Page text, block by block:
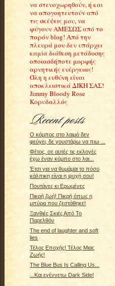
να στενοχωρηθούν, ή και
να απογοητευτούν από
τις σκέψεις μου, να
φύγουν ΑΜΕΣΩΣ από το
παρόν blog! Από την
πλευρά μου δεν υπάρχει
καμία διάθεση μετάδοσης
οποιασδήποτε μορφής
αρνητικής ενέργειας!
Όλη η ευθύνη είναι
αποκλειστικά ΔΙΚΗ ΣΑΣ!
Jimmy Bloody Rose
Κορυδαλλός
Ο κόμπος στο λαιμό δεν
φεύγει, δε γουστάρω να πιω ...
Φέτος, σε αυτές τις εκλογές
έχω έναν κόμπο στο λαι...
Έτσι για να θυμάμαι το πόσο
κάλπικη είναι η ψυχή σου!
Πουτάνες κι Ερωμένες
Πικρή ζωή! Πικρή όπως η
μπύρα που ζεστάθηκε!
Ξανθιές Σκιές Από Το
Παρελθόν
The end of laughter and soft
lies
Τέλος Εποχής! Τέλος Μιας
Ζωής!
The Blue Bus Is Calling Us...
...Και εγέννετω Dark Side!